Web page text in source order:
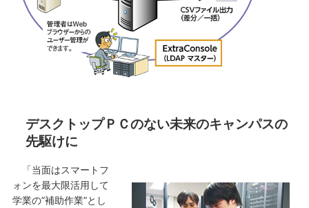
デスクトップＰＣのない未来のキャンパスの
先駆けに
「当面はスマートフ
ォンを最大限活用して
学業の”補助作業”とし